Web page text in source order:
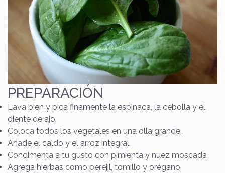
PREPARACIÓN
Lava bien y pica finamente la espinaca, la cebolla y el
diente de ajo.
Coloca todos los vegetales en una olla grande.
Añade el caldo y el arroz integral.
Condimenta a tu gusto con pimienta y nuez moscada
Agrega hierbas como perejil, tomillo y orégano